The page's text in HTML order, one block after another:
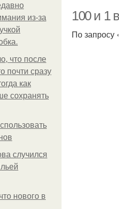
из-за
что после
почти сразу
как
сохранять
случился
нового в
100 и 1
По запросу